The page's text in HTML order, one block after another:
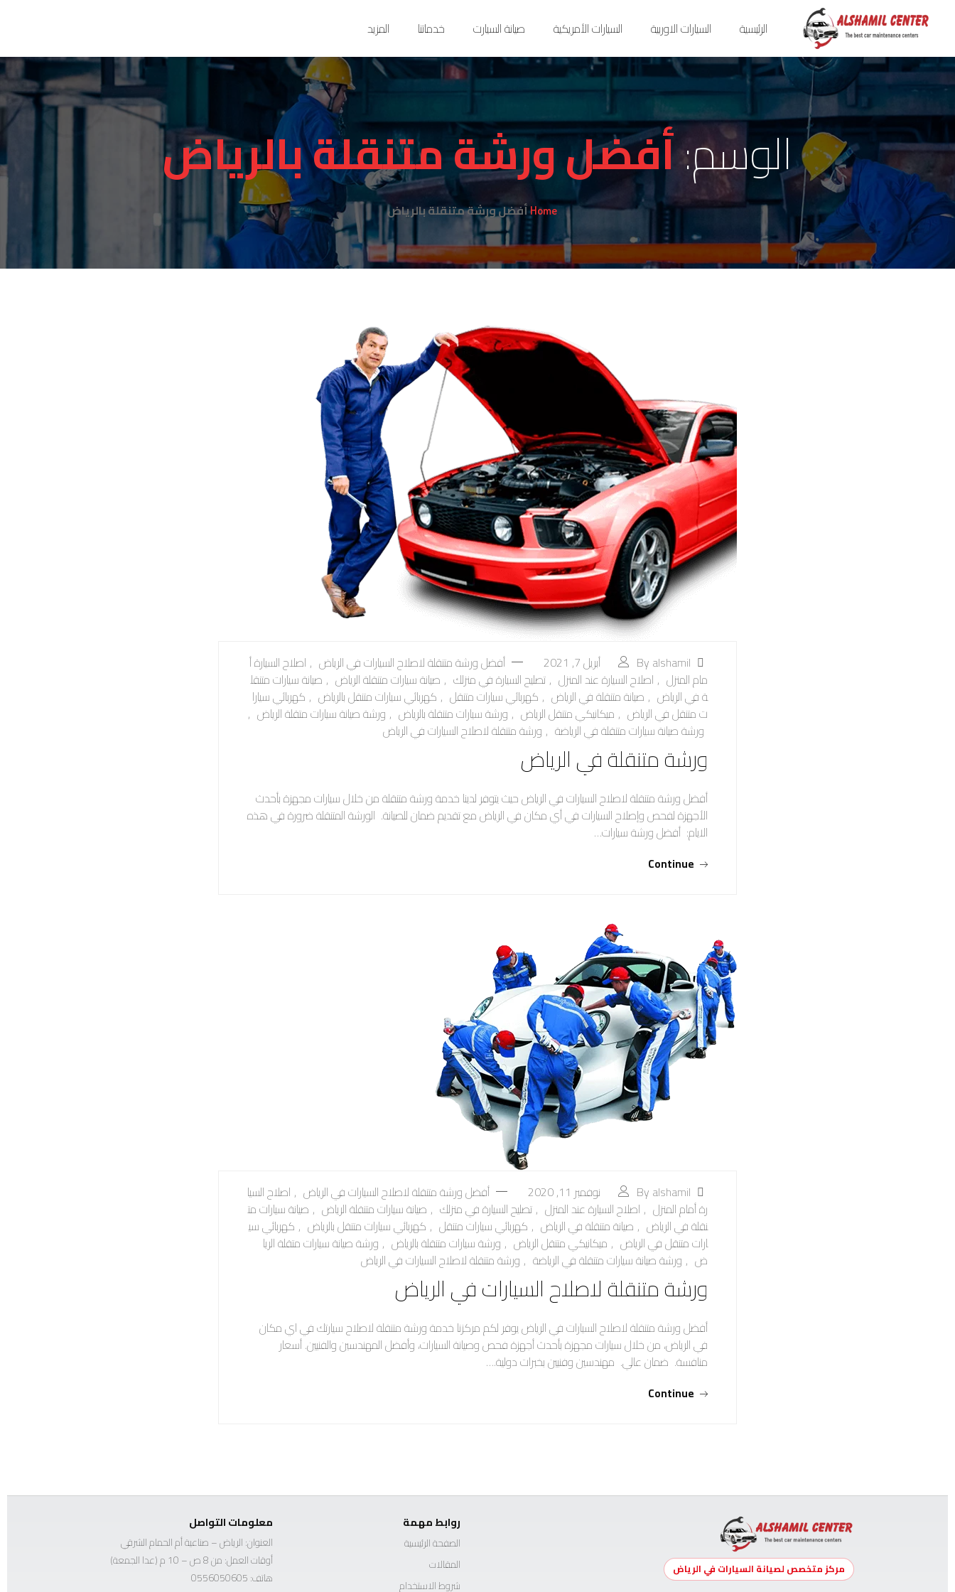
الرئيسية السيارات الاوربية السيارات الأمريكية صيانة السيارت خدماتنا المزيد
الوسم:أفضل ورشة متنقلة بالرياض
Homeأفضل ورشة متنقلة بالرياض
By alshamil أبريل 7, 2021 أفضل ورشة متنقلة لاصلاح السيارات في الرياض , اصلاح السيارة أ
مام المنزل , اصلاح السيارة عند المنزل ,تصليح السيارة في منزلك , صيانة سيارات متنقلة الرياض , صيانة سيارات متنقل
ة في الرياض , صيانة متنقلة في الرياض , كهربائي سيارات متنقل , كهربائي سيارات متنقل بالرياض , كهربائي سيارا
ت متنقل في الرياض , ميكانيكي متنقل الرياض , ورشة سيارات متنقلة بالرياض , ورشة صيانة سيارات متقلة الرياض ,
ورشة صيانة سيارات متنقلة في الرياضة , ورشة متنقلة لاصلاح السيارات في الرياض
ورشة متنقلة في الرياض
أفضل ورشة متنقلة لاصلاح السيارات في الرياض حيث يتوفر لدينا خدمة ورشة متنقلة من خلال سيارات مجهزة بأحدث
الأجهزة لفحص وإصلاح السيارات في أي مكان في الرياض مع تقديم ضمان للصيانة. الورشة المتنقلة ضرورة في هذه
الايام: أفضل ورشة سيارات…
Continue
By alshamil نوفمبر 11, 2020 أفضل ورشة متنقلة لاصلاح السيارات في الرياض , اصلاح السيا
رة أمام المنزل , اصلاح السيارة عند المنزل ,تصليح السيارة في منزلك , صيانة سيارات متنقلة الرياض , صيانة سيارات مت
نقلة في الرياض , صيانة متنقلة في الرياض , كهربائي سيارات متنقل , كهربائي سيارات متنقل بالرياض , كهربائي سي
ارات متنقل في الرياض , ميكانيكي متنقل الرياض , ورشة سيارات متنقلة بالرياض , ورشة صيانة سيارات متقلة الريا
ض , ورشة صيانة سيارات متنقلة في الرياضة , ورشة متنقلة لاصلاح السيارات في الرياض
ورشة متنقلة لاصلاح السيارات في الرياض
أفضل ورشة متنقلة لاصلاح السيارات في الرياض يوفر لكم مركزنا خدمة ورشة متنقلة لاصلاح سيارتك في اي مكان
في الرياض، من خلال سيارات مجهزة بأحدث أجهزة فحص وصيانة السيارات، وأفضل المهندسين والفنيين. أسعار
منافسة. ضمان عالي. مهندسين وفنيين بخبرات دولية.…
Continue
مركز متخصص لصيانة السيارات في الرياض
روابط مهمة
الصفحة الرئيسية
المقالات
شروط الاستخدام
معلومات التواصل
العنوان: الرياض – صناعية أم الحمام الشرقي
أوقات العمل: من 8 ص – 10 م (عدا الجمعة)
هاتف:0556050605